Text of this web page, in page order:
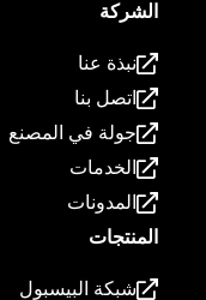
الشركة
نبذة عنا
اتصل بنا
جولة في المصنع
الخدمات
المدونات
المنتجات
شبكة البيسبول